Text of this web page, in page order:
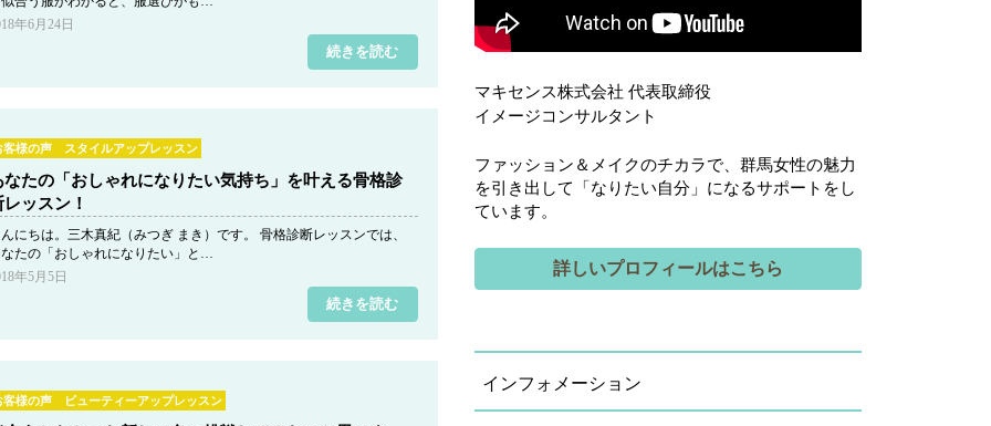
年6月24日
続きを読む
客様の声 スタイルアップレッスン
なたの「おしゃれになりたい気持ち」を叶える骨格診
レッスン！
にちは。三木真紀（みつぎ まき）です。 骨格診断レッスンでは、
たの「おしゃれになりたい」と…
年5月5日
続きを読む
客様の声 ビューティーアップレッスン
マキセンス株式会社 代表取締役
イメージコンサルタント
ファッション＆メイクのチカラで、群馬女性の魅力
を引き出して「なりたい自分」になるサポートをし
ています。
詳しいプロフィールはこちら
インフォメーション